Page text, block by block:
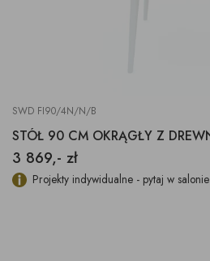
SWD FI90/4N/N/B
3 869,- zł
Projekty indywidualne - pytaj w salonie